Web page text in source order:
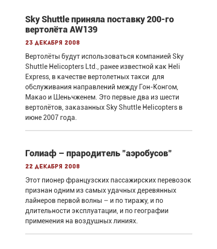
Sky Shuttle приняла поставку 200-го
вертолёта AW139
23 декабря 2008
Bертолёты будут использоваться компанией Sky
Shuttle Helicopters Ltd., ранее известной как Heli
Express, в качестве вертолетных такси для
обслуживания направлений между Гон-Конгом,
Макао и Шеньчженем. Это первые два из шести
вертолётов, заказанных Sky Shuttle Helicopters в
июне 2007 года.
Голиаф – прародитель "аэробусов"
22 декабря 2008
Этот пионер французских пассажирских перевозок
признан одним из самых удачных деревянных
лайнеров первой волны – и по тиражу, и по
длительности эксплуатации, и по географии
применения на воздушных линиях.